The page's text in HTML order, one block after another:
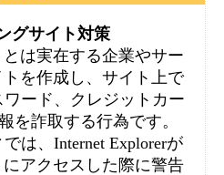
グサイト対策
は実在する企業やサー
を作成し、サイト上で
ード、クレジットカー
を詐取する行為です。
は、Internet Explorerが
アクセスした際に警告